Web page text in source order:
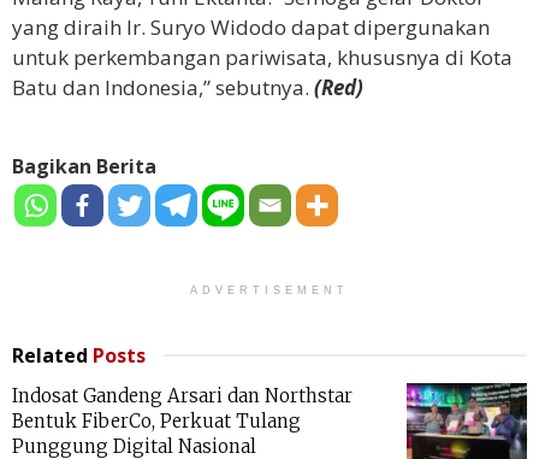
yang diraih Ir. Suryo Widodo dapat dipergunakan
untuk perkembangan pariwisata, khususnya di Kota
Batu dan Indonesia,” sebutnya. (Red)
Bagikan Berita
ADVERTISEMENT
Related Posts
Indosat Gandeng Arsari dan Northstar
Bentuk FiberCo, Perkuat Tulang
Punggung Digital Nasional